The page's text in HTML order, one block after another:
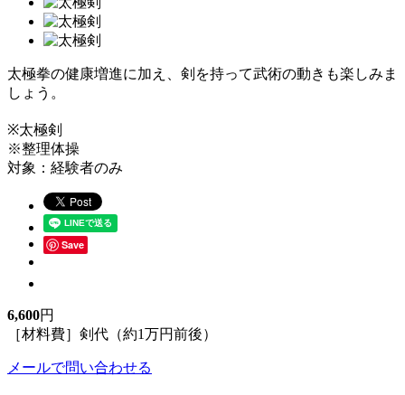
太極拳の健康増進に加え、剣を持って武術の動きも楽しみま
しょう。
※太極剣
※整理体操
対象：経験者のみ
Save
6,600円
［材料費］剣代（約1万円前後）
メールで問い合わせる